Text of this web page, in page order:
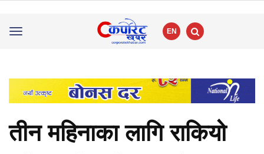
Toggle
EN
तीन महिनाका लागि राकियो